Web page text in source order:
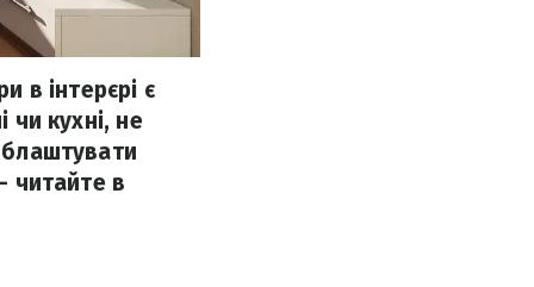
в інтерєрі є
чи кухні, не
читайте в